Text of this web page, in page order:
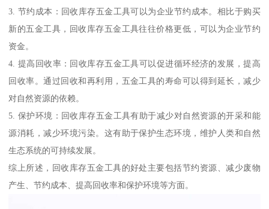
3. 节约成本：回收库存五金工具可以为企业节约成本。相比于购买
新的五金工具，回收库存五金工具往往价格更低，可以为企业节约
资金。
4. 提高回收率：回收库存五金工具可以促进循环经济的发展，提高
回收率。通过回收和再利用，五金工具的寿命可以得到延长，减少
对自然资源的依赖。
5. 保护环境：回收库存五金工具有助于减少对自然资源的开采和能
源消耗，减少环境污染。这有助于保护生态环境，维护人类和自然
生态系统的可持续发展。
综上所述，回收库存五金工具的好处主要包括节约资源、减少废物
产生、节约成本、提高回收率和保护环境等方面。